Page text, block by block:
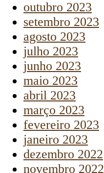
outubro 2023
setembro 2023
agosto 2023
julho 2023
junho 2023
maio 2023
abril 2023
março 2023
fevereiro 2023
janeiro 2023
dezembro 2022
novembro 2022